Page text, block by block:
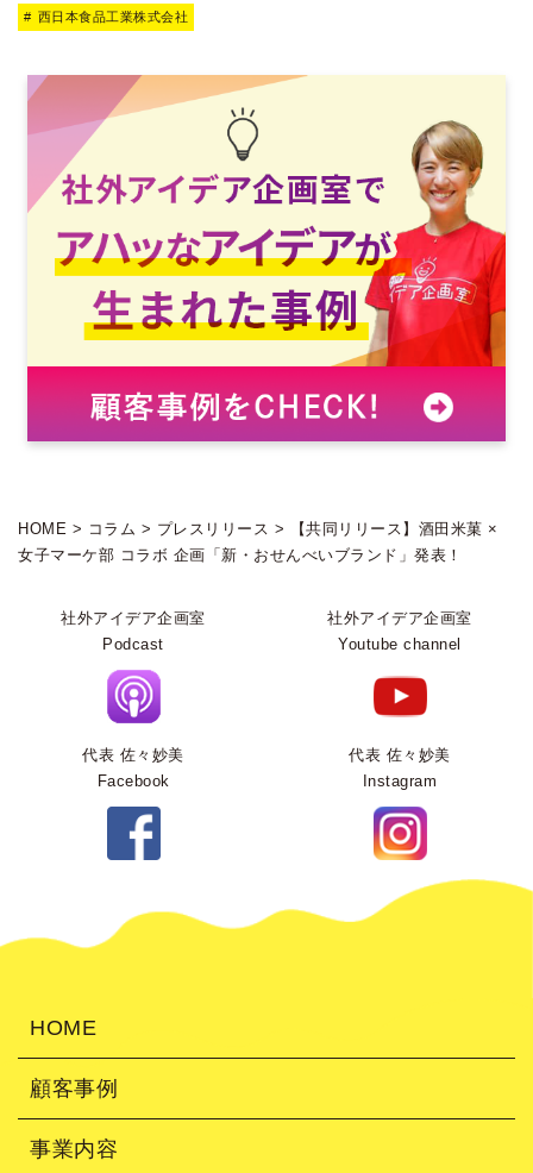
西日本食品工業株式会社
HOME > コラム > プレスリリース >
【共同リリース】酒田米菓 ×
女子マーケ部 コラボ 企画「新・おせんべいブランド」発表！
社外アイデア企画室
Podcast
社外アイデア企画室
Youtube channel
代表 佐々妙美
Facebook
代表 佐々妙美
Instagram
HOME
顧客事例
事業内容